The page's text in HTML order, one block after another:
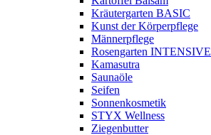
Kräutergarten BASIC
Kunst der Körperpflege
Männerpflege
Rosengarten INTENSIVE
Kamasutra
Saunaöle
Seifen
Sonnenkosmetik
STYX Wellness
Ziegenbutter